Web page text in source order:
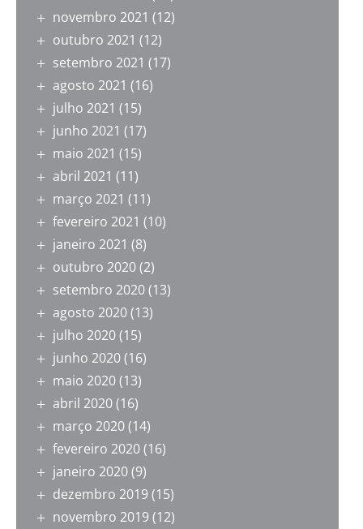
novembro 2021 (12)
outubro 2021 (12)
setembro 2021 (17)
agosto 2021 (16)
julho 2021 (15)
junho 2021 (17)
maio 2021 (15)
abril 2021 (11)
março 2021 (11)
fevereiro 2021 (10)
janeiro 2021 (8)
outubro 2020(2)
setembro 2020(13)
agosto 2020(13)
julho 2020(15)
junho 2020(16)
maio 2020(13)
abril 2020(16)
março 2020(14)
fevereiro 2020(16)
janeiro 2020(9)
dezembro 2019(15)
novembro 2019(12)